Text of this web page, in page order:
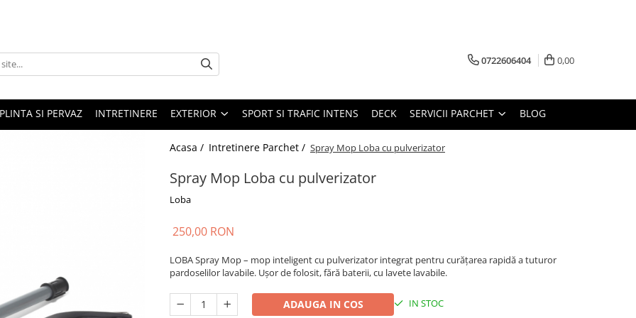
0722606404 0,00
PLINTA SI PERVAZ INTRETINERE EXTERIOR SPORT SI TRAFIC INTENS DECK SERVICII PARCHET BLOG
Acasa / Intretinere Parchet / Spray Mop Loba cu pulverizator
Spray Mop Loba cu pulverizator
Loba
250,00 RON
LOBA Spray Mop – mop inteligent cu pulverizator integrat pentru curățarea rapidă a tuturor
pardoselilor lavabile. Ușor de folosit, fără baterii, cu lavete lavabile.
ADAUGA IN COS IN STOC